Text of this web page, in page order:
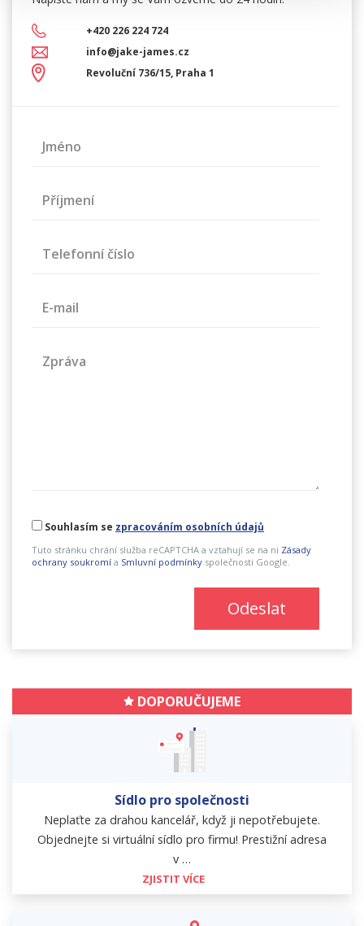
+420 226 224 724
info@jake-james.cz
Revoluční 736/15, Praha 1
Jméno
Příjmení
Telefonní číslo
E-mail
Zpráva
Souhlasím se zpracováním osobních údajů
Tuto stránku chrání služba reCAPTCHA a vztahují se na ni Zásady
ochrany soukromí a Smluvní podmínky společnosti Google.
Odeslat
DOPORUČUJEME
Sídlo pro společnosti
Neplaťte za drahou kancelář, když ji nepotřebujete.
Objednejte si virtuální sídlo pro firmu! Prestižní adresa
v …
ZJISTIT VÍCE